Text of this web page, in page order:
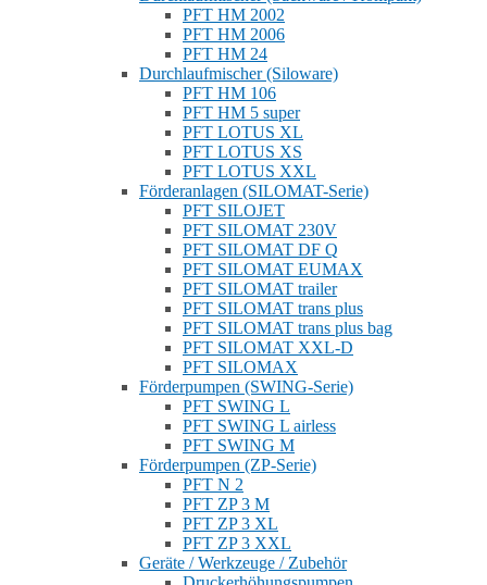
PFT HM 2002
PFT HM 2006
PFT HM 24
Durchlaufmischer (Siloware)
PFT HM 106
PFT HM 5 super
PFT LOTUS XL
PFT LOTUS XS
PFT LOTUS XXL
Förderanlagen (SILOMAT-Serie)
PFT SILOJET
PFT SILOMAT 230V
PFT SILOMAT DF Q
PFT SILOMAT EUMAX
PFT SILOMAT trailer
PFT SILOMAT trans plus
PFT SILOMAT trans plus bag
PFT SILOMAT XXL-D
PFT SILOMAX
Förderpumpen (SWING-Serie)
PFT SWING L
PFT SWING L airless
PFT SWING M
Förderpumpen (ZP-Serie)
PFT N 2
PFT ZP 3 M
PFT ZP 3 XL
PFT ZP 3 XXL
Geräte / Werkzeuge / Zubehör